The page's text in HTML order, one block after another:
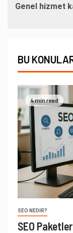
Genel hizmet
BU
4 min read
SEO NEDIR?
SEO